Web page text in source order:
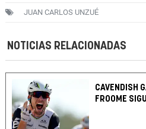
JUAN CARLOS UNZUÉ
NOTICIAS RELACIONADAS
CAVENDISH
FROOME